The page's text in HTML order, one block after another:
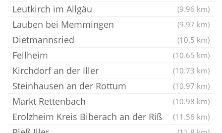
Leutkirch im Allgäu (9.96 km)
Lauben bei Memmingen (9.97 km)
Dietmannsried (10.5 km)
Fellheim (10.65 km)
Kirchdorf an der Iller (10.73 km)
Steinhausen an der Rottum (10.97 km)
Markt Rettenbach (10.98 km)
Erolzheim Kreis Biberach an der Riß (11.56 km)